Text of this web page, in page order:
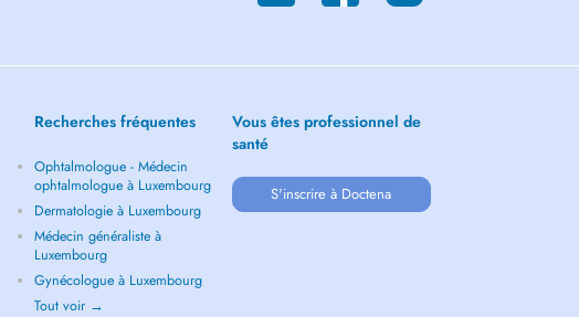
Recherches fréquentes
Ophtalmologue - Médecin
ophtalmologue à Luxembourg
Dermatologie à Luxembourg
Médecin généraliste à
Luxembourg
Gynécologue à Luxembourg
Tout voir →
Vous êtes professionnel de
santé
S'inscrire à Doctena